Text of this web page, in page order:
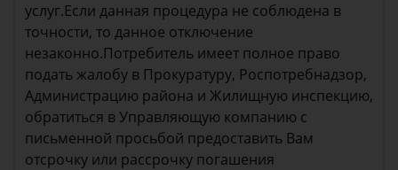
услуг.Если данная процедура не соблюдена в
точности, то данное отключение
незаконно.Потребитель имеет полное право
подать жалобу в Прокуратуру, Роспотребнадзор,
Администрацию района и Жилищную инспекцию,
обратиться в Управляющую компанию с
письменной просьбой предоставить Вам
отсрочку или рассрочку погашения